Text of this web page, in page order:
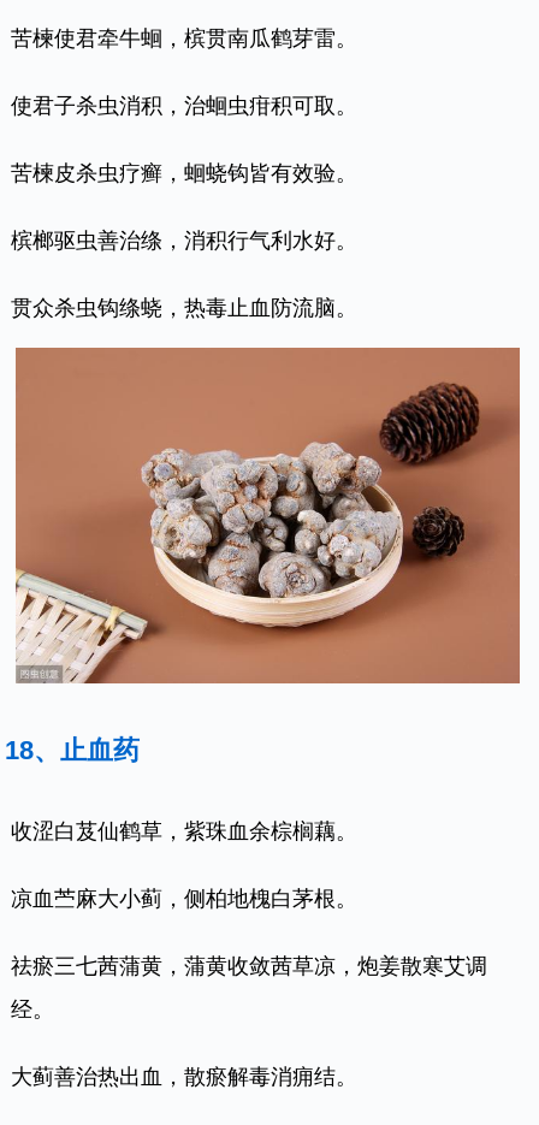
苦楝使君牵牛蛔，槟贯南瓜鹤芽雷。
使君子杀虫消积，治蛔虫疳积可取。
苦楝皮杀虫疗癣，蛔蛲钩皆有效验。
槟榔驱虫善治绦，消积行气利水好。
贯众杀虫钩绦蛲，热毒止血防流脑。
18、止血药
收涩白芨仙鹤草，紫珠血余棕榈藕。
凉血苎麻大小蓟，侧柏地槐白茅根。
祛瘀三七茜蒲黄，蒲黄收敛茜草凉，炮姜散寒艾调
经。
大蓟善治热出血，散瘀解毒消痈结。